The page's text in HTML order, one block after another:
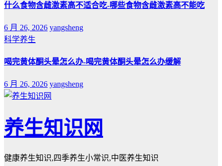
什么食物含雌激素高不适合吃-哪些食物含雌激素高不能吃
6 月 26, 2026 yangsheng
科学养生
喝完黄体酮头晕怎么办-喝完黄体酮头晕怎么办缓解
6 月 26, 2026 yangsheng
养生知识网
健康养生知识,四季养生小常识,中医养生知识